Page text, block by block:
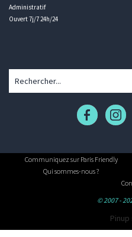
Administratif
Ouvert 7j/7 24h/24
Communiquez sur Paris Friendly
Qui sommes-nous ?
© 2007 -